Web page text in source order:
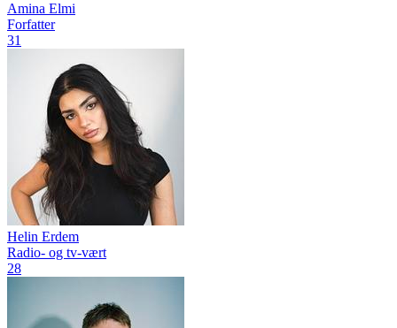
Amina Elmi
Forfatter
31
Helin Erdem
Radio- og tv-vært
28